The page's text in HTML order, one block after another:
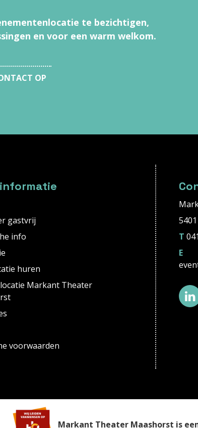
te bezichtigen,
en voor een warm welkom.
OP
gastvrij
info
huren
Markant Theater
voorwaarden
T
E
Markant Theater Maashorst is